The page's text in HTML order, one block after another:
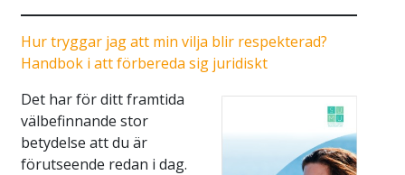
Hur tryggar jag att min vilja blir respekterad?
Handbok i att förbereda sig juridiskt
Det har för ditt framtida
välbefinnande stor
betydelse att du är
förutseende redan i dag.